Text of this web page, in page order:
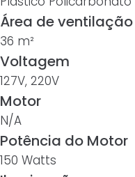
Área de
36 m²
Voltagem
127V, 220V
Motor
N/A
Potência do Motor
150 Watts